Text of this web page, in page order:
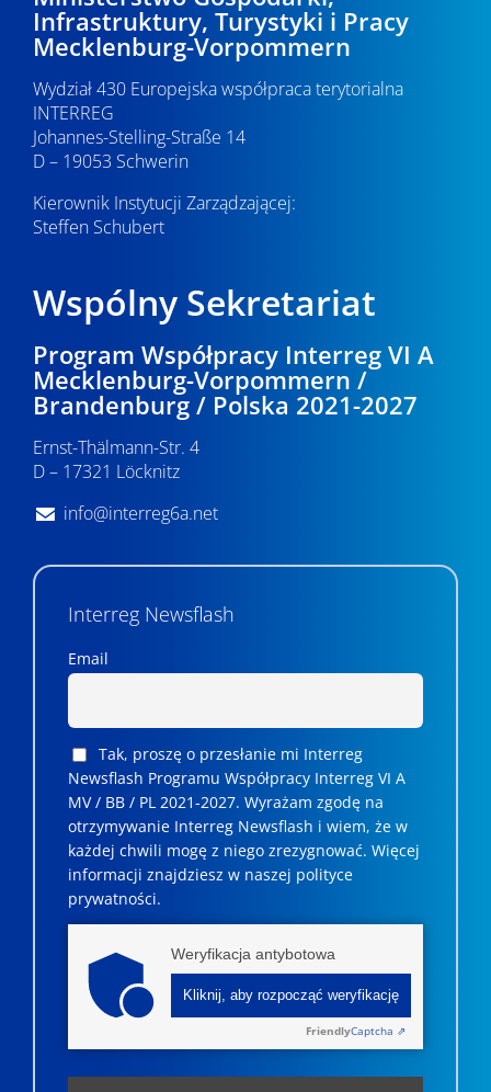
Infrastruktury, Turystyki i Pracy
Mecklenburg-Vorpommern
Wydział 430 Europejska współpraca terytorialna
INTERREG
Johannes-Stelling-Straße 14
D – 19053 Schwerin
Kierownik Instytucji Zarządzającej:
Steffen Schubert
Wspólny Sekretariat
Program Współpracy Interreg VI A
Mecklenburg-Vorpommern /
Brandenburg / Polska 2021-2027
Ernst-Thälmann-Str. 4
D – 17321 Löcknitz
info@interreg6a.net
Interreg Newsflash
Email
Tak, proszę o przesłanie mi Interreg
Newsflash Programu Współpracy Interreg VI A
MV / BB / PL 2021-2027. Wyrażam zgodę na
otrzymywanie Interreg Newsflash i wiem, że w
każdej chwili mogę z niego zrezygnować. ­­Więcej
informacji znajdziesz w naszej polityce
prywatności.
Weryfikacja antybotowa
Kliknij, aby rozpocząć weryfikację
FriendlyCaptcha ⇗